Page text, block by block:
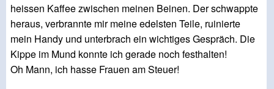
heissen Kaffee zwischen meinen Beinen. Der schwappte
heraus, verbrannte mir meine edelsten Teile, ruinierte
mein Handy und unterbrach ein wichtiges Gespräch. Die
Kippe im Mund konnte ich gerade noch festhalten!
Oh Mann, ich hasse Frauen am Steuer!